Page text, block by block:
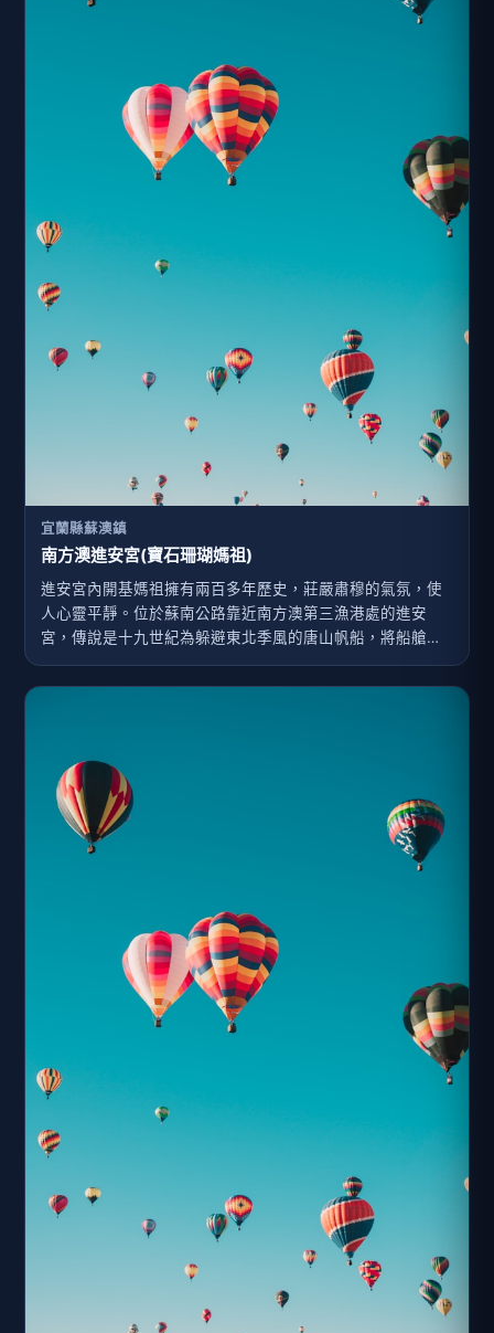
宜蘭縣蘇澳鎮
南方澳進安宮(寶石珊瑚媽祖)
進安宮內開基媽祖擁有兩百多年歷史，莊嚴肅穆的氣氛，使
人心靈平靜。位於蘇南公路靠近南方澳第三漁港處的進安
宮，傳說是十九世紀為躲避東北季風的唐山帆船，將船艙中
媽祖請到陸上石洞祭拜，最後媽祖決定留在此地保佑漁民。
民國64年因政府將北方澳設成軍區，於是將漁民集體遷村到
並依指示在南方澳港邊重新修建一座進安宮，作為移民的信
仰基地。2006年，一位珊瑚商人受黑面媽祖託夢，要他捐贈
深海寶石珊瑚，在走遍全台廟宇之後，發現進安宮的黑面媽
祖就是託夢媽祖，因此雕刻捐獻一尊全世界獨一無二的寶石
珊瑚媽祖。珊瑚媽祖高4尺8寸、總重量達600公斤，全身用